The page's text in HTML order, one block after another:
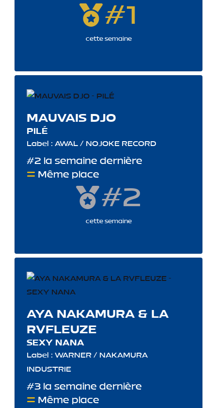
#1
cette semaine
MAUVAIS DJO
PILÉ
Label : AWAL / NOJOKE RECORD
#2 la semaine dernière
Même place
#2
cette semaine
AYA NAKAMURA & LA
RVFLEUZE
SEXY NANA
Label : WARNER / NAKAMURA
INDUSTRIE
#3 la semaine dernière
Même place